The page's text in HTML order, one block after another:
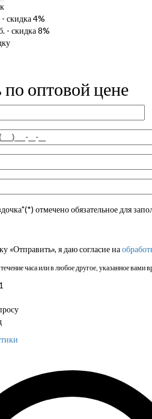
скидка 4%
- скидка 8%
оптовой цене
отмечено обязательное для
«Отправить», я даю согласие на
часа или в любое другое, указанное вами